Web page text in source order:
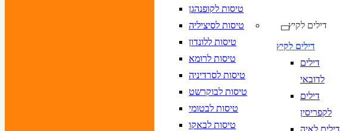
טיסות לקופנהגן
טיסות לסיציליה
טיסות ללונדון
טיסות לרומא
טיסות לסרדיניה
טיסות לבוקרשט
טיסות לבטומי
טיסות לבאקו
דילים לקיץ
דילים לקיץ
דילים
לדובאי
דילים
לקפריסין
דילים לאיה